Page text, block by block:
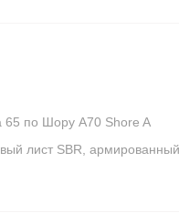
65 по Шору A70 Shore A
лист SBR, армированный